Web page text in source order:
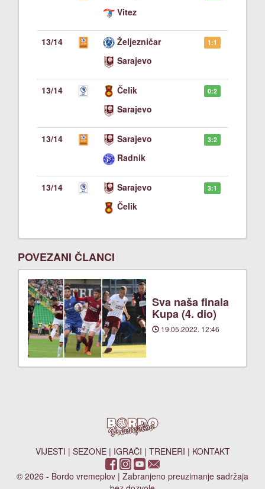
Vitez
13/14
Željezničar
Sarajevo
1:1
13/14
Čelik
Sarajevo
0:2
13/14
Sarajevo
Radnik
3:2
13/14
Sarajevo
Čelik
3:1
POVEZANI ČLANCI
Sva naša finala
Kupa (4. dio)
19.05.2022. 12:46
VIJESTI | SEZONE| IGRAČI | TRENERI | KONTAKT
© 2026 - Bordo vremeplov | Zabranjeno preuzimanje sadržaja